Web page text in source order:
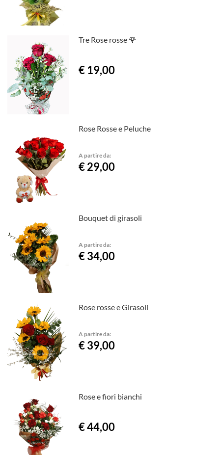
Tre Rose rosse 🌹
€ 19,00
Rose Rosse e Peluche
A partire da:
€ 29,00
Bouquet di girasoli
A partire da:
€ 34,00
Rose rosse e Girasoli
A partire da:
€ 39,00
Rose e fiori bianchi
€ 44,00